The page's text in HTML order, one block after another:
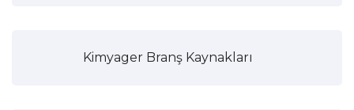
Kimyager Branş Kaynakları